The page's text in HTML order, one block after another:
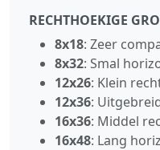
RECHTHOEKIGE
8x18: Zeer
8x32: Smal
12x26: Klein
12x36:
16x36: Middel
16x48: Lang